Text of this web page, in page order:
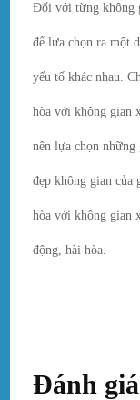
Đối với từng không
để lựa chọn ra một
yếu tố khác nhau.
hòa với không gian
nên lựa chọn những
đẹp không gian của
hòa với không gian
động, hài hòa.
Đánh giá